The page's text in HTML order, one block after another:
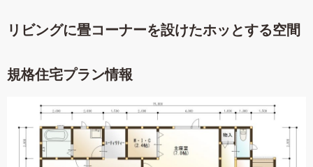
リビングに畳コーナーを設けたホッとする空間
規格住宅プラン情報